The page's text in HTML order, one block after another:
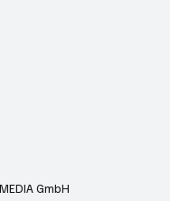
GmbH